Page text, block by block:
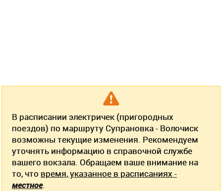
В расписании электричек (пригородных
поездов) по маршруту Супрановка - Волочиск
возможны текущие изменения. Рекомендуем
уточнять информацию в справочной службе
вашего вокзала. Обращаем ваше внимание на
то, что время, указанное в расписаниях -
местное.